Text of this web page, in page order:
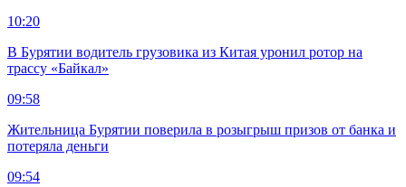
10:20
В Бурятии водитель грузовика из Китая уронил ротор на
трассу «Байкал»
09:58
Жительница Бурятии поверила в розыгрыш призов от банка и
потеряла деньги
09:54